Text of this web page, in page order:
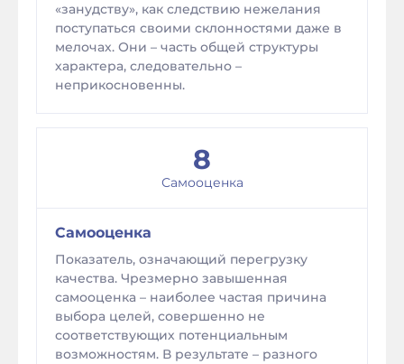
«занудству», как следствию нежелания
поступаться своими склонностями даже в
мелочах. Они – часть общей структуры
характера, следовательно –
неприкосновенны.
8
Самооценка
Самооценка
Показатель, означающий перегрузку
качества. Чрезмерно завышенная
самооценка – наиболее частая причина
выбора целей, совершенно не
соответствующих потенциальным
возможностям. В результате – разного